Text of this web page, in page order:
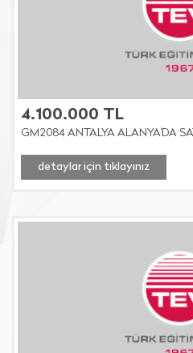
4.100.000 TL
GM2084 ANTALYA ALANYA'DA
detaylar için tıklayınız